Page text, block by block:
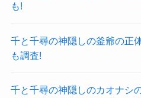
も!
千と千尋の神隠しの釜爺の正
も調査!
千と千尋の神隠しのカオナシ